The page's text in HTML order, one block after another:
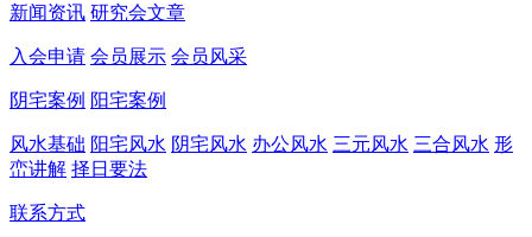
新闻资讯 研究会文章
入会申请 会员展示 会员风采
阴宅案例 阳宅案例
风水基础 阳宅风水 阴宅风水 办公风水 三元风水 三合风水 形
峦讲解 择日要法
联系方式